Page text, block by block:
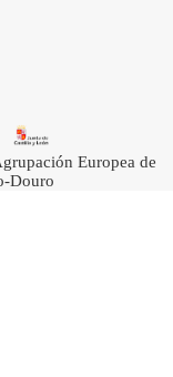
Europea de
Douro